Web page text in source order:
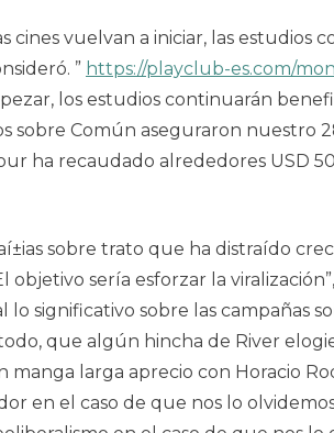
cines vuelvan a iniciar, las estudios
” https://playclub-es.com/
los estudios continuarán
sobre Común aseguraron nuestro
ha recaudado alrededores USD
sobre trato que ha distraído
serí­a esforzar la
significativo sobre las campañas
que algún hincha de River
manga larga aprecio con Horacio
en el caso de que nos lo